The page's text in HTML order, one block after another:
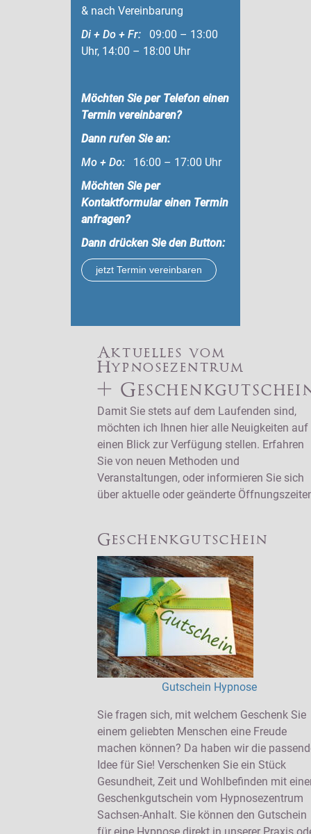
& nach Vereinbarung
Di + Do + Fr: 09:00 – 13:00
Uhr, 14:00 – 18:00 Uhr
Möchten Sie per Telefon einen
Termin vereinbaren?
Dann rufen Sie an:
Mo + Do: 16:00 – 17:00 Uhr
Möchten Sie per
Kontaktformular einen Termin
anfragen?
Dann drücken Sie den Button:
jetzt Termin vereinbaren
Aktuelles vom
Hypnosezentrum
+
Damit Sie stets auf dem Laufenden sind,
möchten ich Ihnen hier alle Neuigkeiten auf
einen Blick zur Verfügung stellen. Erfahren
Sie von neuen Methoden und
Veranstaltungen, oder informieren Sie sich
über aktuelle oder geänderte
Geschenkgutschein
Gutschein Hypnose
Sie fragen sich, mit welchem Geschenk Sie
einem geliebten Menschen eine Freude
machen können? Da haben wir die
Idee für Sie! Verschenken Sie ein Stück
Gesundheit, Zeit und Wohlbefinden mit
Geschenkgutschein vom Hypnosezentrum
Sachsen-Anhalt. Sie können den Gutschein